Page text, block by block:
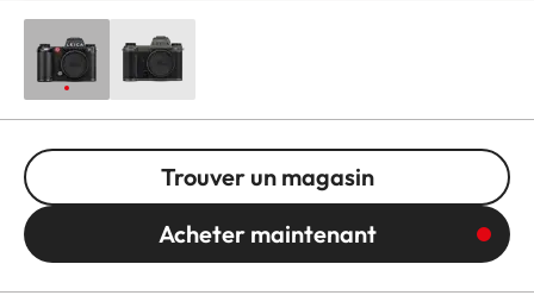
Trouver un magasin
Acheter maintenant